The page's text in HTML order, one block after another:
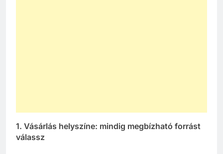
1. Vásárlás helyszíne: mindig megbízható forrást
válassz